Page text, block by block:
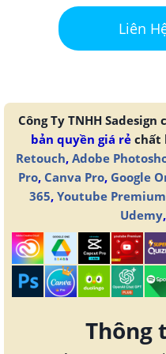
Liên
Công Ty TNHH
bản quyền giá rẻchất
Retouch, Adobe
Pro, Canva Pro, Google
365, Youtube Premium
Udemy,
Thông